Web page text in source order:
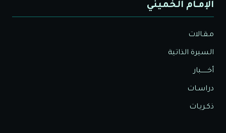
الإمـام الخميني
مـقـالات
السيرة الذاتية
أخــــــبار
دراسـات
ذكـريـات